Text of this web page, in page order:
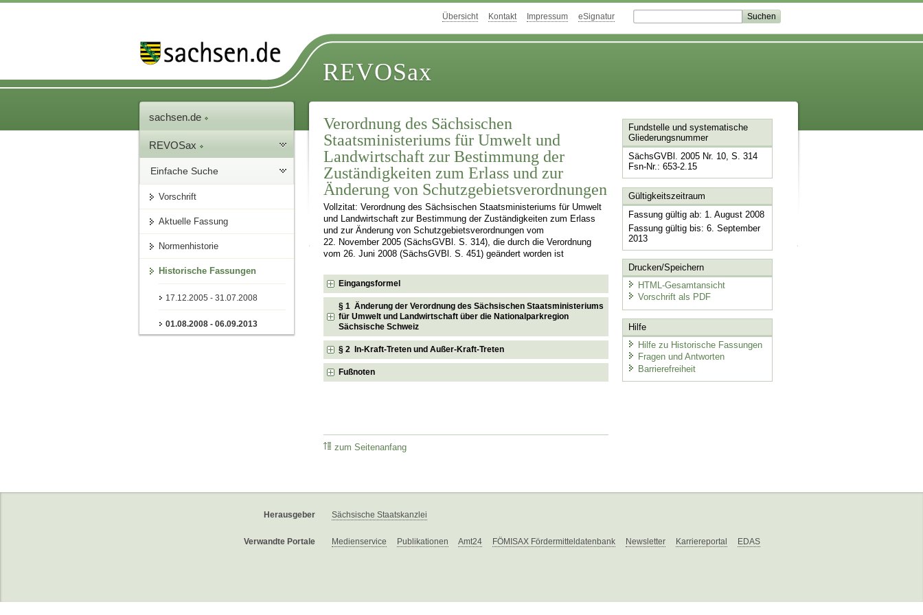
Übersicht Kontakt Impressum eSignatur
REVOSax
sachsen.de
REVOSax
Einfache Suche
Vorschrift
Aktuelle Fassung
Normenhistorie
Historische Fassungen
17.12.2005 - 31.07.2008
01.08.2008 - 06.09.2013
Verordnung des Sächsischen
Staatsministeriums für Umwelt und
Landwirtschaft zur Bestimmung der
Zuständigkeiten zum Erlass und zur
Änderung von Schutzgebietsverordnungen
Vollzitat: Verordnung des Sächsischen Staatsministeriums für Umwelt
und Landwirtschaft zur Bestimmung der Zuständigkeiten zum Erlass
und zur Änderung von Schutzgebietsverordnungen vom
22. November 2005 (SächsGVBl. S. 314), die durch die Verordnung
vom 26. Juni 2008 (SächsGVBl. S. 451) geändert worden ist
Eingangsformel
§ 1 Änderung der Verordnung des Sächsischen Staatsministeriums
für Umwelt und Landwirtschaft über die Nationalparkregion
Sächsische Schweiz
§ 2 In-Kraft-Treten und Außer-Kraft-Treten
Fußnoten
zum Seitenanfang
Fundstelle und systematische
Gliederungsnummer
SächsGVBl. 2005 Nr. 10, S. 314
Fsn-Nr.: 653-2.15
Gültigkeitszeitraum
Fassung gültig ab: 1. August 2008
Fassung gültig bis: 6. September
2013
Drucken/Speichern
HTML-Gesamtansicht
Vorschrift als PDF
Hilfe
Hilfe zu Historische Fassungen
Fragen und Antworten
Barrierefreiheit
Herausgeber Sächsische Staatskanzlei
Verwandte Portale Medienservice Publikationen Amt24 FÖMISAX Fördermitteldatenbank Newsletter Karriereportal EDAS